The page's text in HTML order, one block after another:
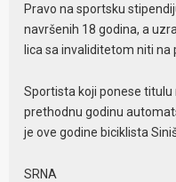
Pravo na sportsku
navršenih 18 godina, a
lica sa invaliditetom niti na
Sportista koji ponese
prethodnu godinu
je ove godine biciklista
SRNA